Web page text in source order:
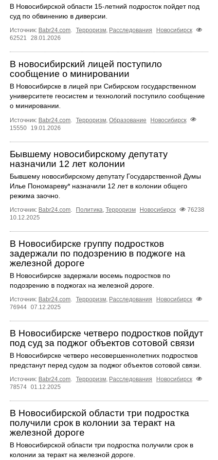
В Новосибирской области 15-летний подросток пойдет под
суд по обвинению в диверсии.
Источник: Babr24.com. Терроризм, Расследования
Новосибирск
62521
28.01.2026
В новосибирский лицей поступило
сообщение о минировании
В Новосибирске в лицей при Сибирском государственном
университете геосистем и технологий поступило сообщение
о минировании.
Источник: Babr24.com Терроризм Образование
Новосибирск
15550
19.01.2026
Бывшему новосибирскому депутату
назначили 12 лет колонии
Бывшему новосибирскому депутату Государственной Думы
Илье Пономареву* назначили 12 лет в колонии общего
режима заочно.
Источник: Babr24.com Политика Терроризм Новосибирск
76238
10.12.2025
В Новосибирске группу подростков
задержали по подозрению в поджоге на
железной дороге
В Новосибирске задержали восемь подростков по
подозрению в поджогах на железной дороге.
Источник: Babr24.com Терроризм Расследования
Новосибирск
76944 07.12.2025
В Новосибирске четверо подростков пойдут
под суд за поджог объектов сотовой связи
В Новосибирске четверо несовершеннолетних подростков
предстанут перед судом за поджог объектов сотовой связи.
Источник: Babr24.com. Терроризм, Расследования
Новосибирск
78574 01.12.2025
В Новосибирской области три подростка
получили срок в колонии за теракт на
железной дороге
В Новосибирской области три подростка получили срок в
колонии за теракт на железной дороге.